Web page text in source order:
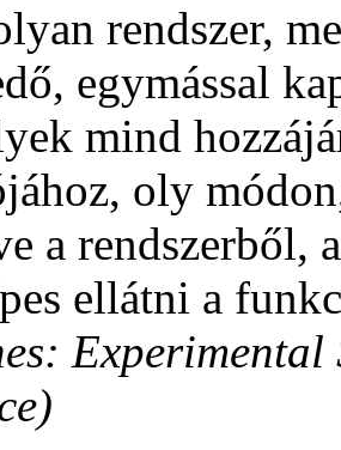
rendszer,
egymással
mind
oly
a rendszerből,
ellátni a